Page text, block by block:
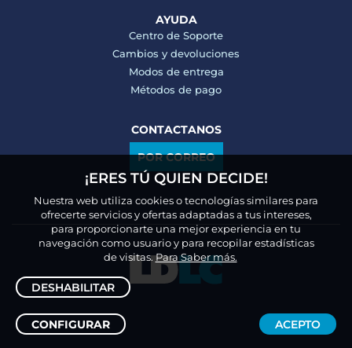
AYUDA
Centro de Soporte
Cambios y devoluciones
Modos de entrega
Métodos de pago
CONTACTANOS
POR CORREO
¡ERES TÚ QUIEN DECIDE!
Nuestra web utiliza cookies o tecnologías similares para
ofrecerte servicios y ofertas adaptadas a tus intereses,
para proporcionarte una mejor experiencia en tu
navegación como usuario y para recopilar estadísticas
de visitas.Para Saber más.
DESHABILITAR
CONFIGURAR ACEPTO